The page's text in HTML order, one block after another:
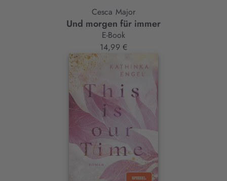
Cesca Major
Und morgen für immer
E-Book
14,99 €